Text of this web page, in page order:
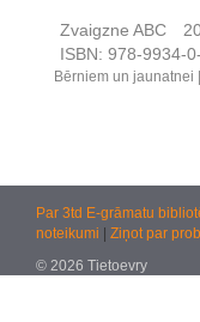
Zvaigzne ABC
ISBN: 978-9934-
Bērniem un jaunatnei
Par 3td E-grāmatu
noteikumi
Ziņot par
© 2026 Tietoevry